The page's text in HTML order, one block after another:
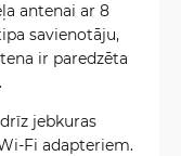
antenai ar 8
savienotāju,
ir paredzēta
jebkuras
Fi adapteriem.